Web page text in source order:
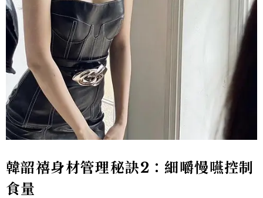
韓韶禧身材管理秘訣2 ：細嚼慢嚥控制
食量